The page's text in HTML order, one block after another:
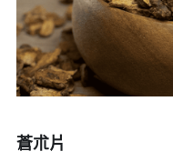
辛香料植物
原相養生
相關報導
相關網站
Facebook
搜索
蒼朮片